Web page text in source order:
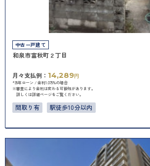
中古一戸建て
和泉市富秋町２丁目
月々支払例： 14,289円
*35年ローン / 金利1.075%の場合
※審査により金利は変わる可能性があります。
詳しくは詳細ページをご覧ください。
間取り有 駅徒歩10分以内